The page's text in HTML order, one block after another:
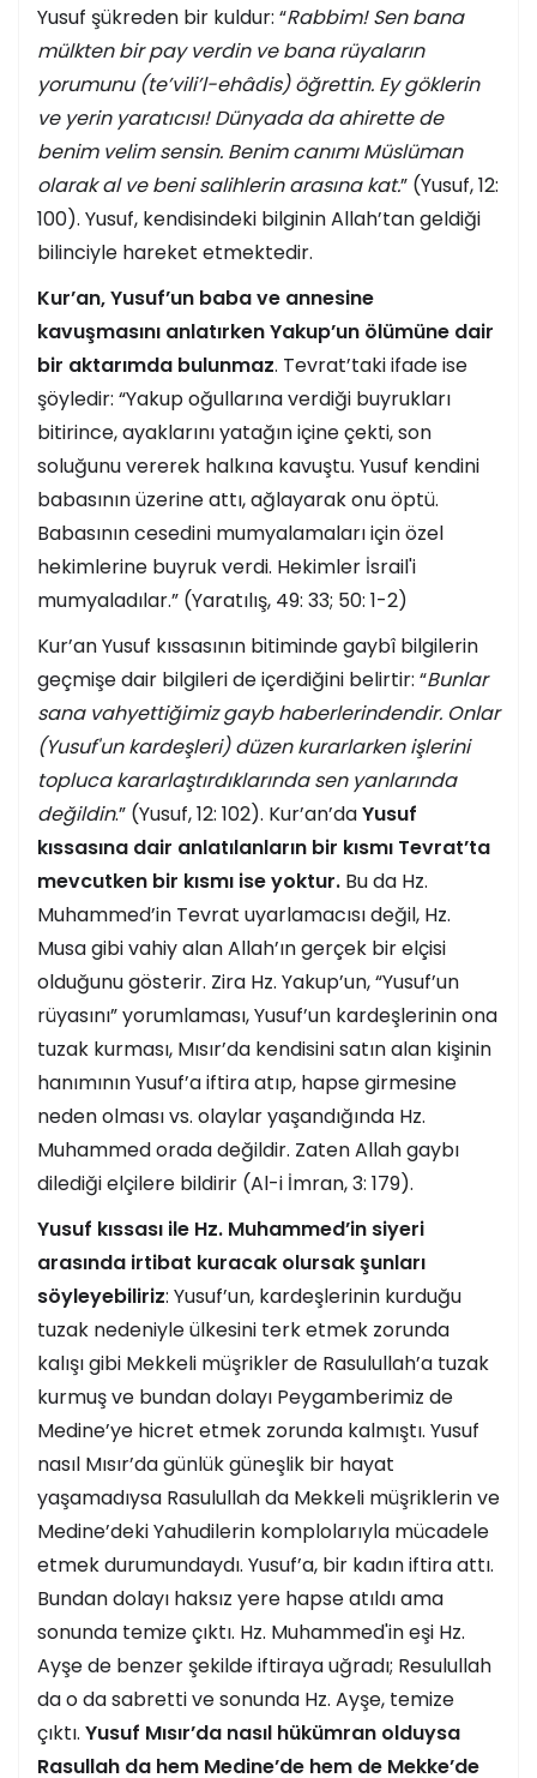
Yusuf şükreden bir kuldur: “Rabbim! Sen bana
mülkten bir pay verdin ve bana rüyaların
yorumunu (te’vili’l-ehâdis) öğrettin. Ey göklerin
ve yerin yaratıcısı! Dünyada da ahirette de
benim velim sensin. Benim canımı Müslüman
olarak al ve beni salihlerin arasına kat.” (Yusuf, 12:
100). Yusuf, kendisindeki bilginin Allah’tan geldiği
bilinciyle hareket etmektedir.
Kur’an, Yusuf’un baba ve annesine
kavuşmasını anlatırken Yakup’un ölümüne dair
bir aktarımda bulunmaz. Tevrat’taki ifade ise
şöyledir: “Yakup oğullarına verdiği buyrukları
bitirince, ayaklarını yatağın içine çekti, son
soluğunu vererek halkına kavuştu. Yusuf kendini
babasının üzerine attı, ağlayarak onu öptü.
Babasının cesedini mumyalamaları için özel
hekimlerine buyruk verdi. Hekimler İsrail'i
mumyaladılar.” (Yaratılış, 49: 33; 50: 1-2)
Kur’an Yusuf kıssasının bitiminde gaybî bilgilerin
geçmişe dair bilgileri de içerdiğini belirtir: “Bunlar
sana vahyettiğimiz gayb haberlerindendir. Onlar
(Yusuf'un kardeşleri) düzen kurarlarken işlerini
topluca kararlaştırdıklarında sen yanlarında
değildin.” (Yusuf, 12: 102). Kur’an’daYusuf
kıssasına dair anlatılanların bir kısmı Tevrat’ta
mevcutken bir kısmı ise yoktur. Bu da Hz.
Muhammed’in Tevrat uyarlamacısı değil, Hz.
Musa gibi vahiy alan Allah’ın gerçek bir elçisi
olduğunu gösterir. Zira Hz. Yakup’un, “Yusuf’un
rüyasını” yorumlaması, Yusuf’un kardeşlerinin ona
tuzak kurması, Mısır’da kendisini satın alan kişinin
hanımının Yusuf’a iftira atıp, hapse girmesine
neden olması vs. olaylar yaşandığında Hz.
Muhammed orada değildir. Zaten Allah gaybı
dilediği elçilere bildirir (Al-i İmran, 3: 179).
Yusuf kıssası ile Hz. Muhammed’in siyeri
arasında irtibat kuracak olursak şunları
söyleyebiliriz: Yusuf’un, kardeşlerinin kurduğu
tuzak nedeniyle ülkesini terk etmek zorunda
kalışı gibi Mekkeli müşrikler de Rasulullah’a tuzak
kurmuş ve bundan dolayı Peygamberimiz de
Medine’ye hicret etmek zorunda kalmıştı. Yusuf
nasıl Mısır’da günlük güneşlik bir hayat
yaşamadıysa Rasulullah da Mekkeli müşriklerin ve
Medine’deki Yahudilerin komplolarıyla mücadele
etmek durumundaydı. Yusuf’a, bir kadın iftira attı.
Bundan dolayı haksız yere hapse atıldı ama
sonunda temize çıktı. Hz. Muhammed'in eşi Hz.
Ayşe de benzer şekilde iftiraya uğradı; Resulullah
da o da sabretti ve sonunda Hz. Ayşe, temize
çıktı. Yusuf Mısır’da nasıl hükümran olduysa
Rasullah da hem Medine’de hem de Mekke’de